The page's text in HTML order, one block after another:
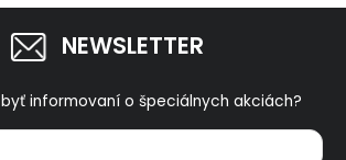
NEWSLETTER
informovaní o špeciálnych akciách?